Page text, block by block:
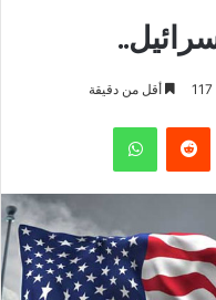
117 أقل من دقيقة
واتساب